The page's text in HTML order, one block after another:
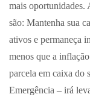
mais oportunidades.
são: Mantenha sua
ativos e permaneça
menos que a
parcela em caixa do
Emergência – irá